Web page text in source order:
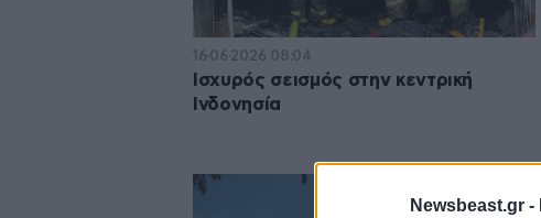
Newsbeast.gr -
16·06·2026 08:04
Ισχυρός σεισμός στην κεντρική
Ινδονησία